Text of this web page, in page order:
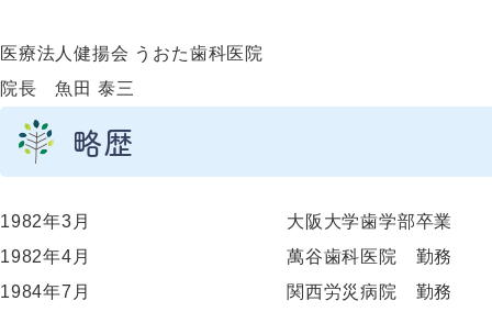
医療法人健揚会 うおた歯科医院
院長 魚田 泰三
略歴
1982年3月
大阪大学歯学部卒業
1982年4月
萬谷歯科医院 勤務
1984年7月
関西労災病院 勤務